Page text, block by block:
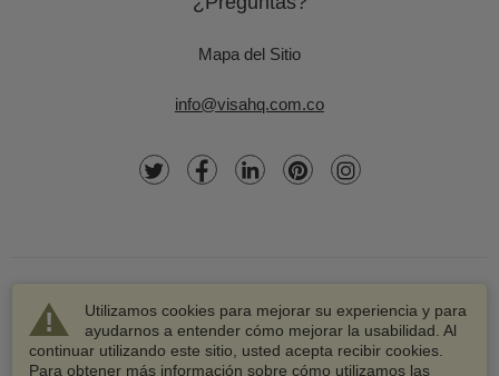
Utilizamos cookies para mejorar su experiencia y para
ayudarnos a entender cómo mejorar la usabilidad. Al
continuar utilizando este sitio, usted acepta recibir cookies.
Para obtener más información sobre cómo utilizamos las
Mapa del Sitio
info@visahq.com.co
© 2003-2026 VisaHQ.com, Inc. Todos los derechos